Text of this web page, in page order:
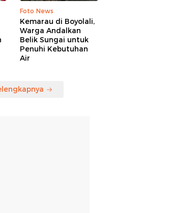
Foto News
Kemarau di Boyolali,
Warga Andalkan
Belik Sungai untuk
Penuhi Kebutuhan
Air